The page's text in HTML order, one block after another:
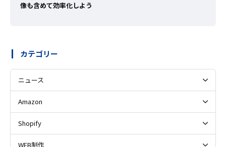
像も含めて効率化しよう
カテゴリー
ニュース
Amazon
Shopify
WEB制作